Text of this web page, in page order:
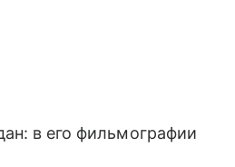
в его фильмографии